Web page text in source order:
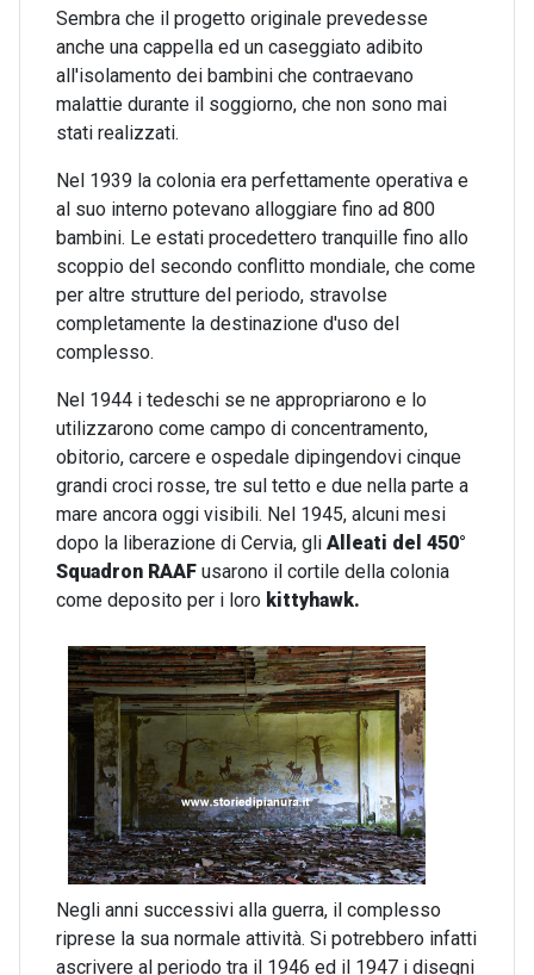
Sembra che il progetto originale prevedesse
anche una cappella ed un caseggiato adibito
all'isolamento dei bambini che contraevano
malattie durante il soggiorno, che non sono mai
stati realizzati.
Nel 1939 la colonia era perfettamente operativa e
al suo interno potevano alloggiare fino ad 800
bambini. Le estati procedettero tranquille fino allo
scoppio del secondo conflitto mondiale, che come
per altre strutture del periodo, stravolse
completamente la destinazione d'uso del
complesso.
Nel 1944 i tedeschi se ne appropriarono e lo
utilizzarono come campo di concentramento,
obitorio, carcere e ospedale dipingendovi cinque
grandi croci rosse, tre sul tetto e due nella parte a
mare ancora oggi visibili. Nel 1945, alcuni mesi
dopo la liberazione di Cervia, gli Alleati del 450°
Squadron RAAF usarono il cortile della colonia
come deposito per i loro kittyhawk.
Negli anni successivi alla guerra, il complesso
riprese la sua normale attività. Si potrebbero infatti
ascrivere al periodo tra il 1946 ed il 1947 i disegni